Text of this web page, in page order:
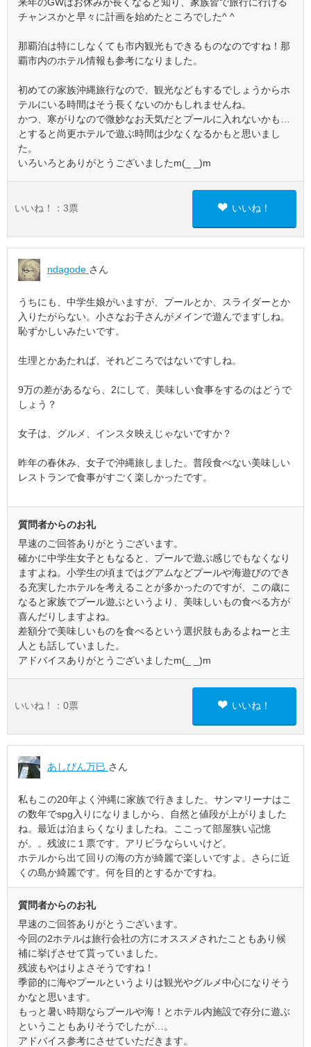
チャンスかと早々に計画を始めたところでした^ ^
那覇泊は特にしなくても市内観光もできるものなのですね！那
覇市内のホテル情報も参考になりました。
初めての家族沖縄旅行なので、観光などもするでしょうからホ
テルにいる時間はそう長くないのかもしれませんね。
かつ、寒がりなので微妙なお天気だとプールに入れないかも…
とすると尚更ホテルで遊ぶ時間は少なくなるかもと思いまし
た。
いろいろとありがとうございましたm(_ _)m
いいね！： 3票 いいね！
ndagode さん
うちにも、中学生娘がいますが、プールとか、スライダーとか
入りたがらない。小さなお子さんがメインで遊んでますしね。
恥ずかしいみたいです。
生理とかあたれば、それどころではないですしね。
9万の差があるなら、2にして、美味しい食事をするのはどうで
しょう？
女子は、グルメ、インスタ映えじゃないですか？
昨年の春休み、女子で沖縄旅しました。普段食べない美味しい
レストランで食事がすごく楽しかったです。
質問者からのお礼
早速のご回答ありがとうございます。
確かに中学生女子ともなると、プールで遊ぶ感じでもなくなり
ますよね。小学生の頃まではグアムなどプールや海遊びのでき
る充実したホテルを考えることが多かったのですが、この歳に
なると家族でプール遊ぶというより、美味しいもの食べる方が
喜んだりしますよね。
差額分で美味しいものを食べるという選択肢もあるよねーと主
人とも話していました。
アドバイスありがとうございましたm(_ _)m
いいね！： 0票 いいね！
あしびん万巳 さん
私もこの20年よく沖縄に家族で行きました。サンマリーナはこ
の数年でspg入りになりましから、自然と値段が上がりました
ね。最近は泊まらくなりましたね。ここって部屋狭い記憶
が。。残波に１票です。アリビラならいいけど。
ホテルから出て回りの海の方が綺麗で楽しいですよ。さらに近
くの島か綺麗です。何を目的とするかですね。
質問者からのお礼
早速のご回答ありがとうございます。
今回の2ホテルは旅行会社の方にオススメされたこともあり候
補に挙げさせて貰っていました。
残波もやはりよさそうですね！
季節的に海やプールというよりは観光やグルメ中心になりそう
かなと思います。
もっと暑い時期ならプールや海！とホテル内施設で存分に遊ぶ
ということもありそうでしたが…。
アドバイス参考にさせていただきます。